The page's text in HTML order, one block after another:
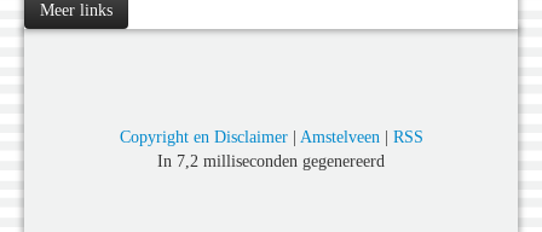
Meer links
Copyright en Disclaimer| Amstelveen| RSS
In 7,2 milliseconden gegenereerd